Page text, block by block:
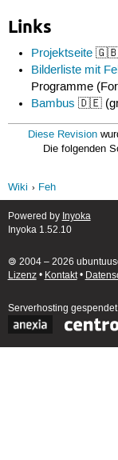
Links
Projektseite
Bilderliste mit
Programme
Bambus 🇩🇪
Diese Revision
Die folgenden
Wiki
Feh
Powered by Inyoka
Inyoka 1.52.10
🄯 2004 – 2026
Lizenz• Kontakt•
Serverhosting